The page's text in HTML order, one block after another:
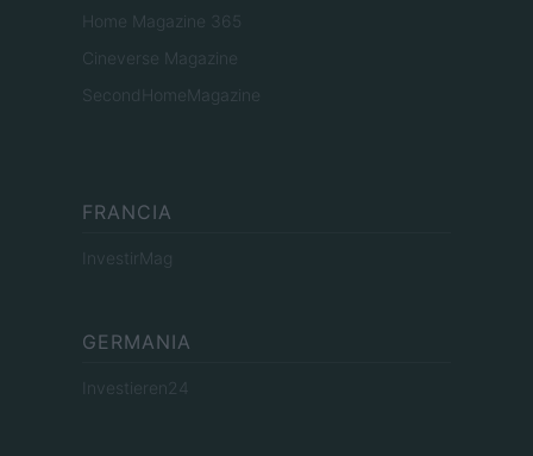
Home Magazine 365
Cineverse Magazine
SecondHomeMagazine
FRANCIA
InvestirMag
GERMANIA
Investieren24